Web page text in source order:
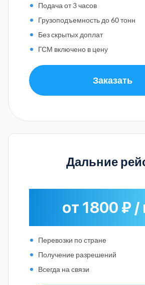
Подача от 3 часов
Грузоподъемность до 60 тонн
Без скрытых доплат
ГСМ включено в цену
Заказать
Дальние
от 1800 ₽ /
Перевозки по стране
Получение разрешений
Всегда на связи